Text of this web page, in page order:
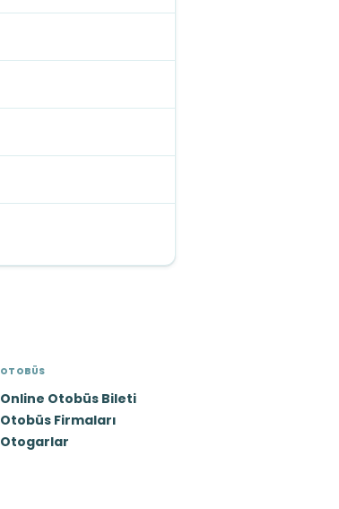
OTOBÜS
Online Otobüs Bileti
Otobüs Firmaları
Otogarlar